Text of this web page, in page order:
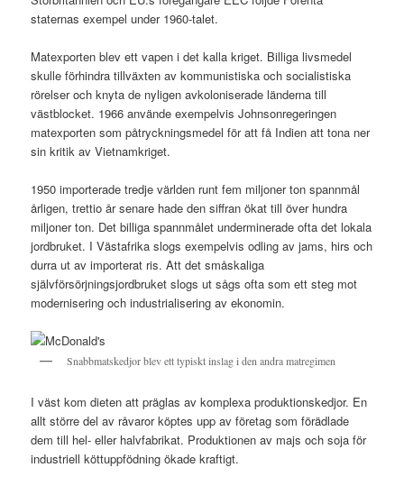
staternas exempel under 1960-talet.
Matexporten blev ett vapen i det kalla kriget. Billiga livsmedel
skulle förhindra tillväxten av kommunistiska och socialistiska
rörelser och knyta de nyligen avkoloniserade länderna till
västblocket. 1966 använde exempelvis Johnsonregeringen
matexporten som påtryckningsmedel för att få Indien att tona ner
sin kritik av Vietnamkriget.
1950 importerade tredje världen runt fem miljoner ton spannmål
årligen, trettio år senare hade den siffran ökat till över hundra
miljoner ton. Det billiga spannmålet underminerade ofta det lokala
jordbruket. I Västafrika slogs exempelvis odling av jams, hirs och
durra ut av importerat ris. Att det småskaliga
självförsörjningsjordbruket slogs ut sågs ofta som ett steg mot
modernisering och industrialisering av ekonomin.
Snabbmatskedjor blev ett typiskt inslag i den andra matregimen
I väst kom dieten att präglas av komplexa produktionskedjor. En
allt större del av råvaror köptes upp av företag som förädlade
dem till hel- eller halvfabrikat. Produktionen av majs och soja för
industriell köttuppfödning ökade kraftigt.